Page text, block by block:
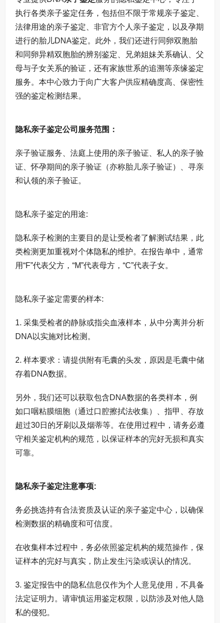
执行各类亲子鉴定任务，包括但不限于常规亲子鉴定、
法律用途的亲子鉴定、非官方个人亲子鉴定，以及孕期
进行的胎儿DNA鉴定。此外，我们还进行同卵双胞胎
和同卵异精双胞胎的辨别鉴定、兄弟姐妹关系确认、父
母与子女关系的验证，还有家族世系的追溯等亲缘鉴定
服务。本中心致力于向广大客户供应精确度高、保密性
强的鉴定检测结果。
隐私亲子鉴定公司服务范围：
亲子验证服务、法庭上使用的亲子验证、私人的亲子验
证、怀孕期间的亲子验证（亦称胎儿亲子验证）、寻亲
和认领的亲子验证。
隐私亲子鉴定的用途:
隐私亲子检测的主要目的是让受检者了解测试结果，此
类检测更加重视对个体隐私的维护。在报告单中，通常
用“F”代表父方，“M”代表母方，“C”代表子女。
隐私亲子鉴定需要的样本:
1. 采集受检者的静脉或指尖血液样本，从中分离并分析
DNA以实施对比检测。
2. 样本要求：请提供附有毛囊的头发，原因是毛囊中储
存着DNA数据。
另外，我们还可以获取包含DNA数据的各类样本，例
如口咽粘膜细胞（通过口腔擦拭法收集）、指甲、存放
超过30日的牙刷以及烟蒂等。在使用过程中，请务必遵
守相关鉴定机构的规范，以保证样本的完好无损和真实
可靠。
隐私亲子鉴定注意事项:
务必挑选持有合法资质及认证的亲子鉴定中心，以确保
检测数据的精确度和可信度。
在收集样本过程中，务必依照鉴定机构的规范操作，保
证样本的完好与真实，防止发生污染或误认的情况。
3. 鉴定报告中的隐私信息仅作为个人意见使用，不具备
法定证明力。请审慎运用鉴定权限，以防涉及对他人隐
私的侵犯。